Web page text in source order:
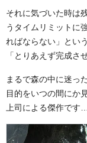
それに気づいた時は
うタイムリミットに
ればならない」とい
「とりあえず完成さ
まるで森の中に迷っ
目的をいつの間にか
上司による傑作です